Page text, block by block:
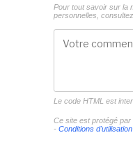
Pour tout savoir sur la
personnelles,
Le code HTML est
Ce site est protégé
- Conditions d'utilisation